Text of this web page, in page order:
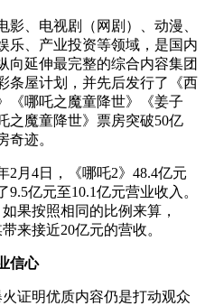
、电视剧（网剧）、动漫、
乐、产业投资等领域，是国内
向延伸最完整的综合内容集团
条屋计划，并先后发行了《西
《哪吒之魔童降世》《姜子
之魔童降世》票房突破50亿
奇迹。
2月4日，《哪吒2》48.4亿元
亿元至10.1亿元营业收入。
果按照相同的比例来算，
来接近20亿元的营收。
信心
证明优质内容仍是打动观众